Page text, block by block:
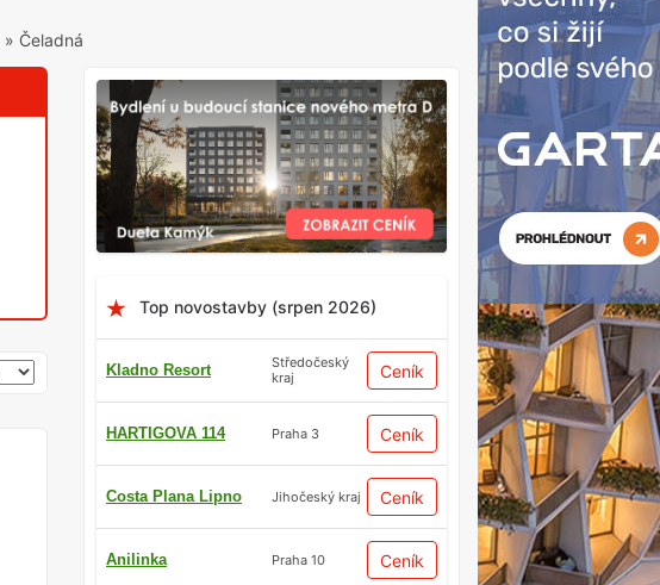
» Čeladná
Top novostavby (srpen 2026)
Kladno Resort
Středočeský
kraj
Ceník
HARTIGOVA 114 Praha 3 Ceník
Costa Plana Lipno Jihočeský kraj Ceník
Anilinka Praha 10 Ceník